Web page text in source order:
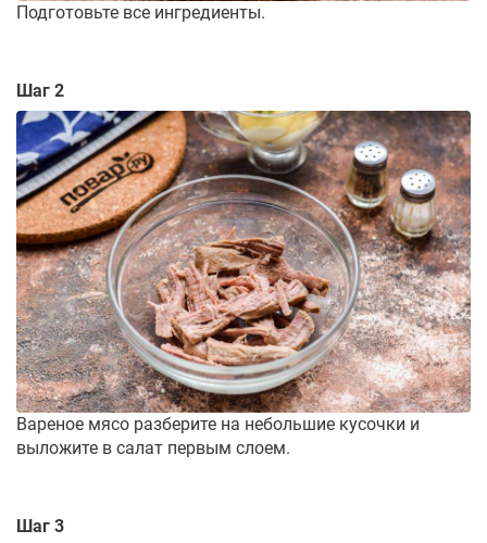
Подготовьте все ингредиенты.
Шаг 2
Вареное мясо разберите на небольшие кусочки и
выложите в салат первым слоем.
Шаг 3